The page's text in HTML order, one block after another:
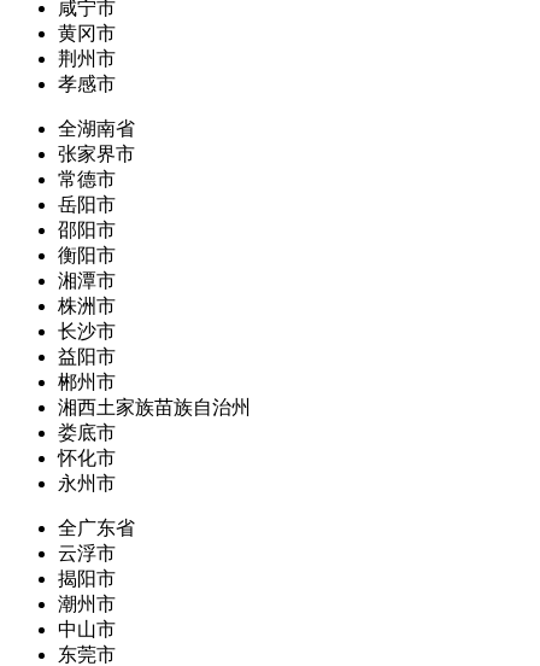
咸宁市
黄冈市
荆州市
孝感市
全湖南省
张家界市
常德市
岳阳市
邵阳市
衡阳市
湘潭市
株洲市
长沙市
益阳市
郴州市
湘西土家族苗族自治州
娄底市
怀化市
永州市
全广东省
云浮市
揭阳市
潮州市
中山市
东莞市